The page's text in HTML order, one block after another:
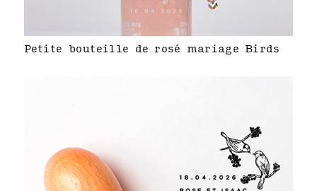
Petite bouteille de rosé mariage Birds